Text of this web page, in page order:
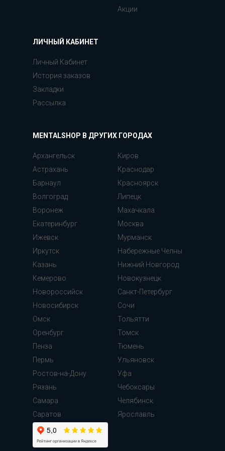
Акции
ЛИЧНЫЙ КАБИНЕТ
Личный Кабинет
История заказов
Закладки
Рассылка
MENTALSHOP В ДРУГИХ ГОРОДАХ
Архангельск
Астрахань
Барнаул
Волгоград
Воронеж
Екатеринбург
Ижевск
Иркутск
Казань
Кемерово
Киров
Краснодар
Красноярск
Липецк
Махачкала
Москва
Мурманск
Набережные Челны
Нижний Новгород
Новокузнецк
Новороссийск
Новосибирск
Омск
Оренбург
Пенза
Пермь
Ростов-на-Дону
Рязань
Самара
Cаратов
Санкт-Петербург
Сочи
Тольятти
Томск
Тюмень
Ульяновск
Уфа
Чебоксары
Челябинск
Ярославль